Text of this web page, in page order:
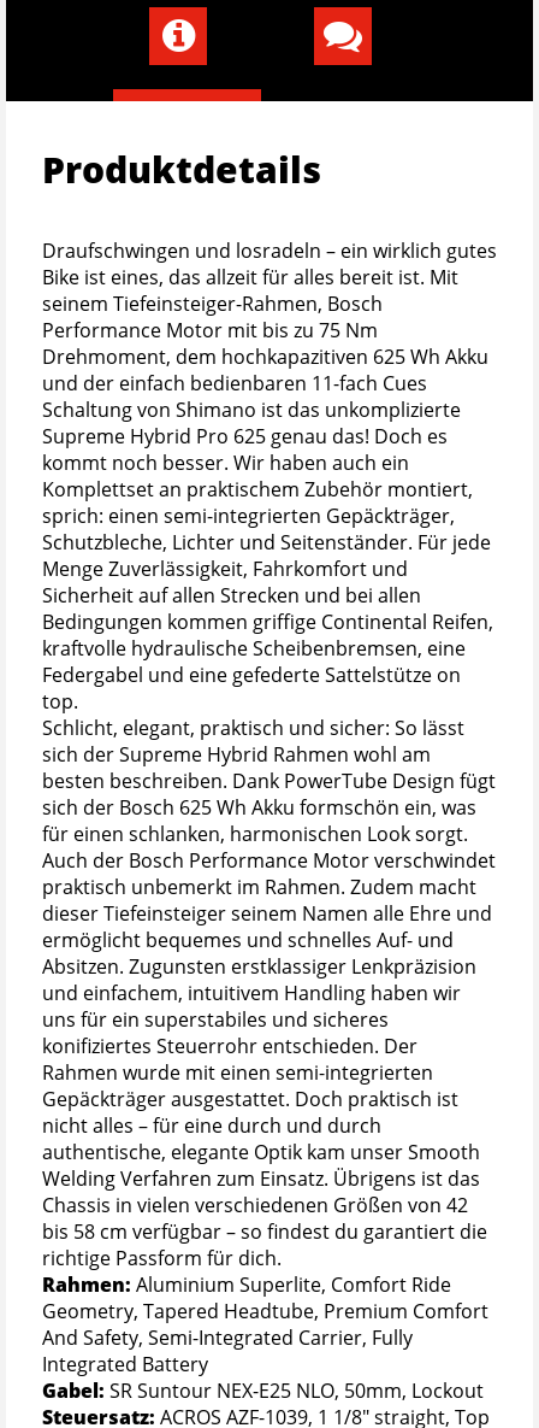
Produktdetails
Draufschwingen und losradeln – ein wirklich gutes
Bike ist eines, das allzeit für alles bereit ist. Mit
seinem Tiefeinsteiger-Rahmen, Bosch
Performance Motor mit bis zu 75 Nm
Drehmoment, dem hochkapazitiven 625 Wh Akku
und der einfach bedienbaren 11-fach Cues
Schaltung von Shimano ist das unkomplizierte
Supreme Hybrid Pro 625 genau das! Doch es
kommt noch besser. Wir haben auch ein
Komplettset an praktischem Zubehör montiert,
sprich: einen semi-integrierten Gepäckträger,
Schutzbleche, Lichter und Seitenständer. Für jede
Menge Zuverlässigkeit, Fahrkomfort und
Sicherheit auf allen Strecken und bei allen
Bedingungen kommen griffige Continental Reifen,
kraftvolle hydraulische Scheibenbremsen, eine
Federgabel und eine gefederte Sattelstütze on
top.
Schlicht, elegant, praktisch und sicher: So lässt
sich der Supreme Hybrid Rahmen wohl am
besten beschreiben. Dank PowerTube Design fügt
sich der Bosch 625 Wh Akku formschön ein, was
für einen schlanken, harmonischen Look sorgt.
Auch der Bosch Performance Motor verschwindet
praktisch unbemerkt im Rahmen. Zudem macht
dieser Tiefeinsteiger seinem Namen alle Ehre und
ermöglicht bequemes und schnelles Auf- und
Absitzen. Zugunsten erstklassiger Lenkpräzision
und einfachem, intuitivem Handling haben wir
uns für ein superstabiles und sicheres
konifiziertes Steuerrohr entschieden. Der
Rahmen wurde mit einen semi-integrierten
Gepäckträger ausgestattet. Doch praktisch ist
nicht alles – für eine durch und durch
authentische, elegante Optik kam unser Smooth
Welding Verfahren zum Einsatz. Übrigens ist das
Chassis in vielen verschiedenen Größen von 42
bis 58 cm verfügbar – so findest du garantiert die
richtige Passform für dich.
Rahmen: Aluminium Superlite, Comfort Ride
Geometry, Tapered Headtube, Premium Comfort
And Safety, Semi-Integrated Carrier, Fully
Integrated Battery
Gabel: SR Suntour NEX-E25 NLO, 50mm, Lockout
Steuersatz: ACROS AZF-1039, 1 1/8" straight, Top